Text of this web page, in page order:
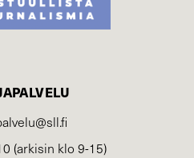
(arkisin klo 9-15)